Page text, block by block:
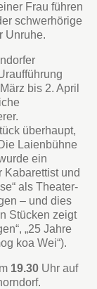
Frau führen
schwerhörige
Unruhe.
bis 2. April
überhaupt,
Laienbühne
ein
Kabarettist und
als Theater-
– und dies
Stücken zeigt
„25 Jahre
koa Wei“).
19.30 Uhr auf